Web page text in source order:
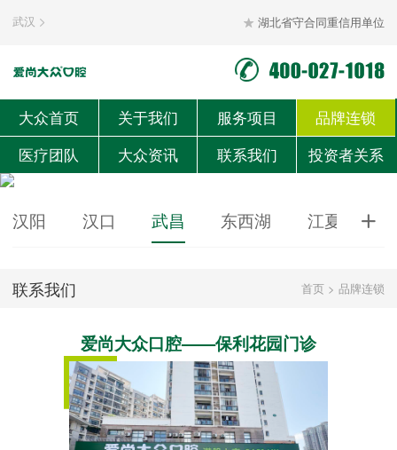
武汉   湖北省守合同重信用单位
大众首页 关于我们 服务项目
品牌连锁
医疗团队
大众资讯 联系我们 投资者关系
汉阳 汉口 武昌 东西湖 江夏 
联系我们 首页> 品牌连锁
爱尚大众口腔——保利花园门诊